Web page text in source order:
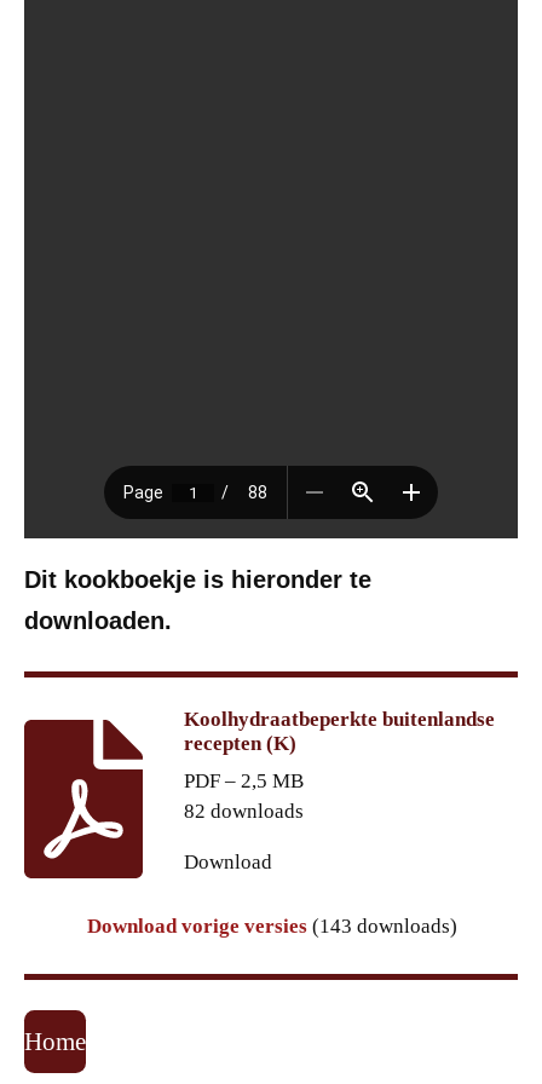
Dit kookboekje is hieronder te
downloaden.
Koolhydraatbeperkte buitenlandse
recepten (K)
PDF – 2,5 MB
82 downloads
Download
Download vorige versies (143 downloads)
Home